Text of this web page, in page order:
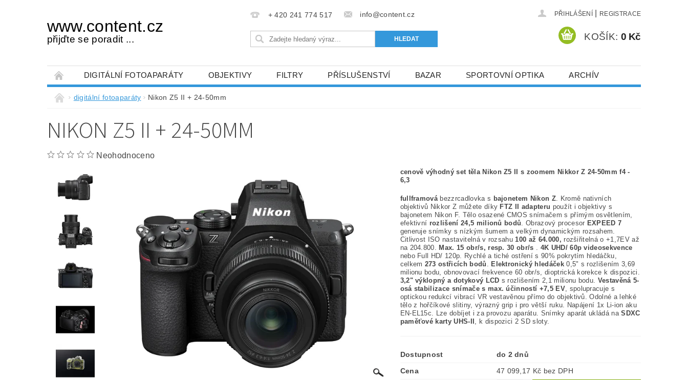
www.content.cz
přijďte se poradit ...
+ 420 241 774 517 info@content.cz PŘIHLÁŠENÍ REGISTRACE
KOŠÍK: 0 Kč
DIGITÁLNÍ FOTOAPARÁTY OBJEKTIVY FILTRY PŘÍSLUŠENSTVÍ BAZAR SPORTOVNÍ OPTIKA ARCHÍV
OBCHODNÍ PODMÍNKY NAPIŠTE NÁM
digitální fotoaparáty Nikon Z5 II + 24-50mm
NIKON Z5 II + 24-50MM
Neohodnoceno
cenově výhodný set těla Nikon Z5 II s zoomem Nikkor Z 24-50mm f4 -
6,3
fullframovábezzrcadlovka s bajonetem Nikon Z. Kromě nativních
objektivů Nikkor Z můžete díky FTZ II adapteru použít i objektivy s
bajonetem Nikon F. Tělo osazené CMOS snímačem s přímým osvětlením,
efektivní rozlišení 24,5 milionů bodů. Obrazový procesor EXPEED 7
generuje snímky s nízkým šumem a velkým dynamickým rozsahem.
Citlivost ISO nastavitelná v rozsahu100 až 64.000, rozšiřitelná o +1,7EV až
na 204.800. Max. 15 obr/s, resp. 30 obr/s . 4K UHD/ 60p videosekvence
nebo Full HD/ 120p. Rychlé a tiché ostření s 90% pokrytím hledáčku,
celkem 273 ostřicích bodů . Elektronický hledáček0,5" s rozlišením 3,69
milionu bodu, obnovovací frekvence 60 obr/s, dioptrická korekce k dispozici.
3,2" výklopný a dotykový LCD s rozlišením 2,1 milionu bodu. Vestavěná 5-
osá stabilizace snímače s max. účinností +7,5 EV, spolupracuje s
optickou redukcí vibrací VR vestavěnou přímo do objektivů. Odolné a lehké
tělo z hořčíkové slitiny, výrazný grip i pro větší ruku. Napájení 1x Li-ion aku
EN-EL15c. Lze dobíjet i za provozu aparátu. Snímky aparát ukládá naSDXC
paměťové karty UHS-II , k dispozici 2 SD sloty.
Dostupnost
do 2 dnů
Cena
47 099,17 Kč bez DPH